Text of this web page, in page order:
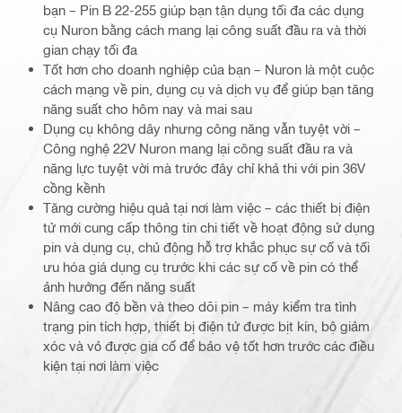
bạn – Pin B 22-255 giúp bạn tận dụng tối đa các dụng
cụ Nuron bằng cách mang lại công suất đầu ra và thời
gian chạy tối đa
Tốt hơn cho doanh nghiệp của bạn – Nuron là một cuộc
cách mạng về pin, dụng cụ và dịch vụ để giúp bạn tăng
năng suất cho hôm nay và mai sau
Dụng cụ không dây nhưng công năng vẫn tuyệt vời –
Công nghệ 22V Nuron mang lại công suất đầu ra và
năng lực tuyệt vời mà trước đây chỉ khả thi với pin 36V
cồng kềnh
Tăng cường hiệu quả tại nơi làm việc – các thiết bị điện
tử mới cung cấp thông tin chi tiết về hoạt động sử dụng
pin và dụng cụ, chủ động hỗ trợ khắc phục sự cố và tối
ưu hóa giá dụng cụ trước khi các sự cố về pin có thể
ảnh hưởng đến năng suất
Nâng cao độ bền và theo dõi pin – máy kiểm tra tình
trạng pin tích hợp, thiết bị điện tử được bịt kín, bộ giảm
xóc và vỏ được gia cố để bảo vệ tốt hơn trước các điều
kiện tại nơi làm việc